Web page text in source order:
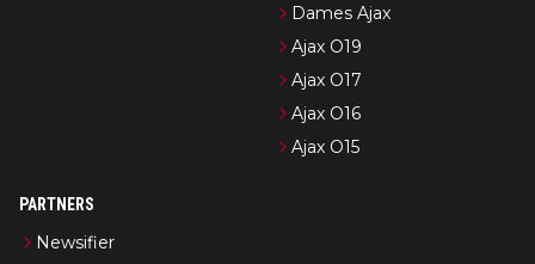
Dames Ajax
Ajax O19
Ajax O17
Ajax O16
Ajax O15
PARTNERS
Newsifier